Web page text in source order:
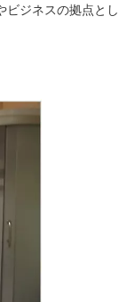
ビジネスの拠点とし